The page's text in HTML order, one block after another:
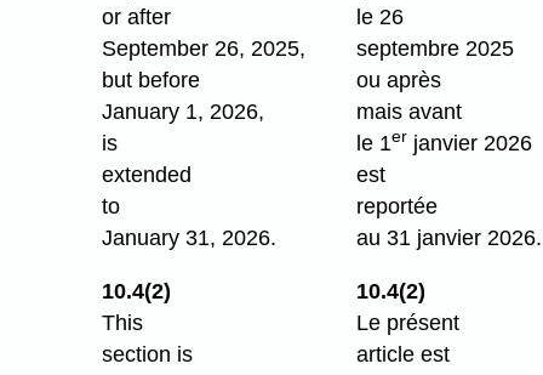
or after
September 26, 2025,
but before
January 1, 2026,
is
extended
to
January 31, 2026.
le 26
septembre 2025
ou après
mais avant
le 1er janvier 2026
est
reportée
au 31 janvier 2026.
10.4(2)
This
section is
10.4(2)
Le présent
article est